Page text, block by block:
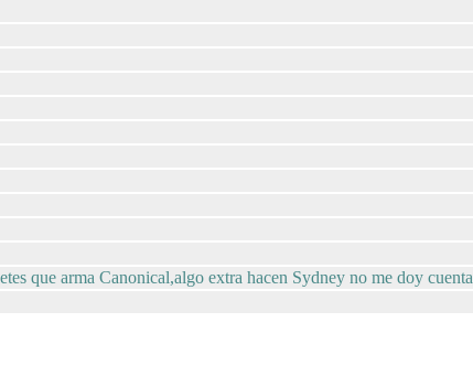
que arma Canonical,algo extra hacen Sydney no me doy cuenta